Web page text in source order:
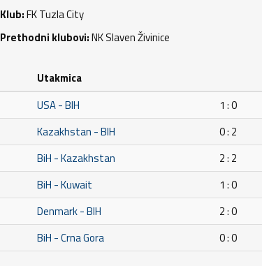
Klub:FK Tuzla City
Prethodni klubovi:NK Slaven Živinice
Utakmica
USA - BIH 1 : 0
Kazakhstan - BIH 0 : 2
BiH - Kazakhstan 2 : 2
BiH - Kuwait 1 : 0
Denmark - BIH 2 : 0
BiH - Crna Gora 0 : 0